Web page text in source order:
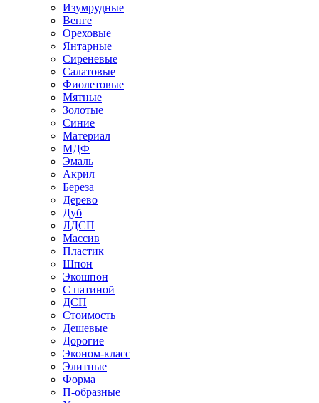
Изумрудные
Венге
Ореховые
Янтарные
Сиреневые
Салатовые
Фиолетовые
Мятные
Золотые
Синие
Материал
МДФ
Эмаль
Акрил
Береза
Дерево
Дуб
ЛДСП
Массив
Пластик
Шпон
Экошпон
С патиной
ДСП
Стоимость
Дешевые
Дорогие
Эконом-класс
Элитные
Форма
П-образные